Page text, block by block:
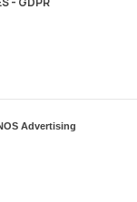
Advertising